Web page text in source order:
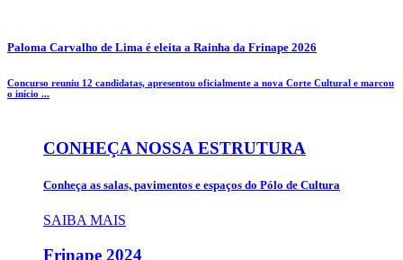
Paloma Carvalho de Lima é eleita a Rainha da Frinape 2026
Concurso reuniu 12 candidatas, apresentou oficialmente a nova Corte Cultural e marcou
o início ...
CONHEÇA NOSSA ESTRUTURA
Conheça as salas, pavimentos e espaços do Pólo de Cultura
SAIBA MAIS
Frinape 2024